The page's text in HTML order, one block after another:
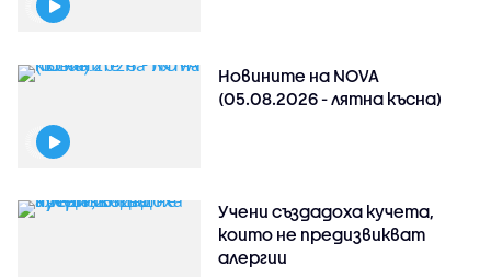
Новините на NOVA
(05.08.2026 - лятна късна)
Учени създадоха кучета,
които не предизвикват
алергии